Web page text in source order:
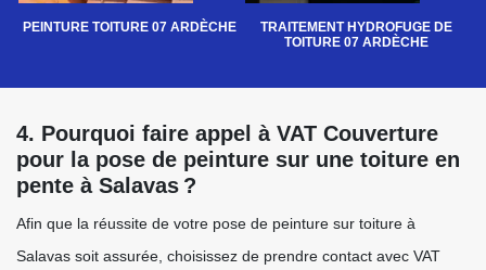
PEINTURE TOITURE 07 ARDÈCHE
TRAITEMENT HYDROFUGE DE
TOITURE 07 ARDÈCHE
4. Pourquoi faire appel à VAT Couverture
pour la pose de peinture sur une toiture en
pente à Salavas ?
Afin que la réussite de votre pose de peinture sur toiture à
Salavas soit assurée, choisissez de prendre contact avec VAT